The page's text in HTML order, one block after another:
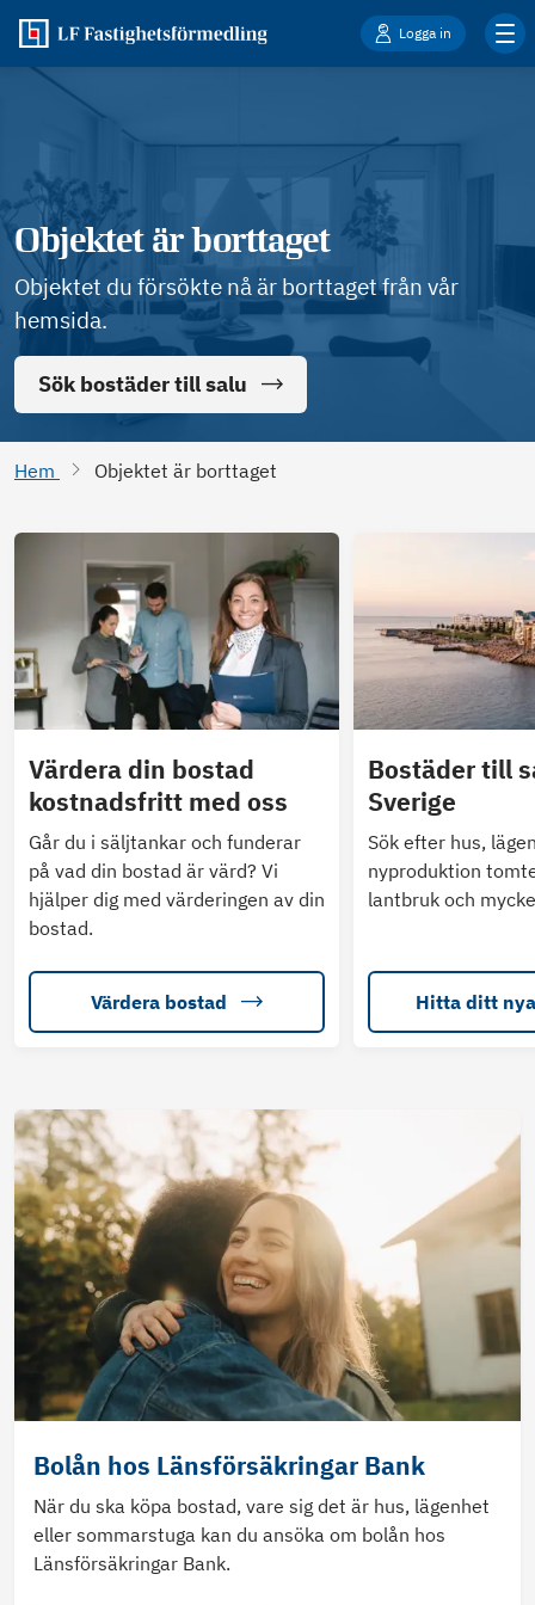
Logga in
Objektet är borttaget
Objektet du försökte nå är borttaget från vår
hemsida.
Sök bostäder till salu
Hem Objektet är borttaget
Värdera din bostad
kostnadsfritt med oss
Går du i säljtankar och funderar
på vad din bostad är värd? Vi
hjälper dig med värderingen av din
bostad.
Värdera bostad
Bostäder till
Sverige
Sök efter hus,
nyproduktion
lantbruk och
Hitta ditt
Bolån hos Länsförsäkringar Bank
När du ska köpa bostad, vare sig det är hus, lägenhet
eller sommarstuga kan du ansöka om bolån hos
Länsförsäkringar Bank.